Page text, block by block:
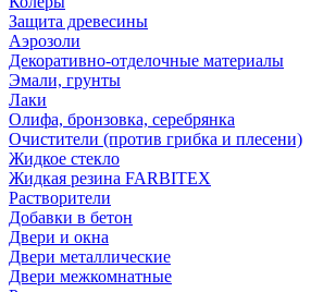
Защита древесины
Аэрозоли
Декоративно-отделочные материалы
Эмали, грунты
Лаки
Олифа, бронзовка, серебрянка
Очистители (против грибка и плесени)
Жидкое стекло
Жидкая резина FARBITEX
Растворители
Добавки в бетон
Двери и окна
Двери металлические
Двери межкомнатные